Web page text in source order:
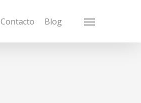
Contacto Blog Menu